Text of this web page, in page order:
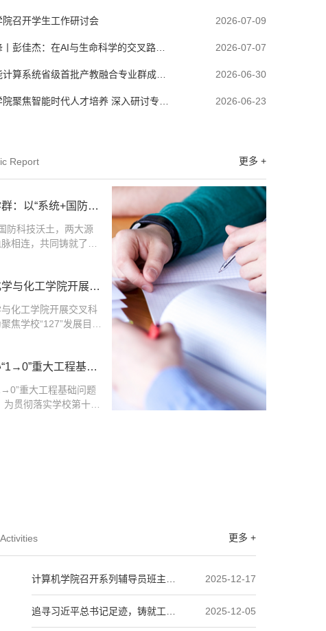
院召开学生工作研讨会 2026-07-09
丨彭佳杰：在AI与生命科学的交叉路
2026-07-07
算系统省级首批产教融合专业群成立
2026-06-30
聚焦智能时代人才培养 深入研讨专业
2026-06-23
Report 更多 +
：以“系统+国防”
防科技沃土，两大源
相连，共同铸就了我
紧密对接“三航”等国
体系、数据管理、算
智能计算系统，塑造
。为破解国际科技竞
术“卡脖子”...
与化工学院开展交
化工学院开展交叉科
焦学校“127”发展目
的增长点，4月14日
学研究”为主题的座谈
党委书记张啸川、副
重大工程基础
重大工程基础问题
贯彻落实学校第十四
公司副总裁...
更多 +
计算机学院召开系列辅导员班主任
工作会议
2025-12-17
追寻习近平总书记足迹，铸就工业
强国青春担当
2025-12-05